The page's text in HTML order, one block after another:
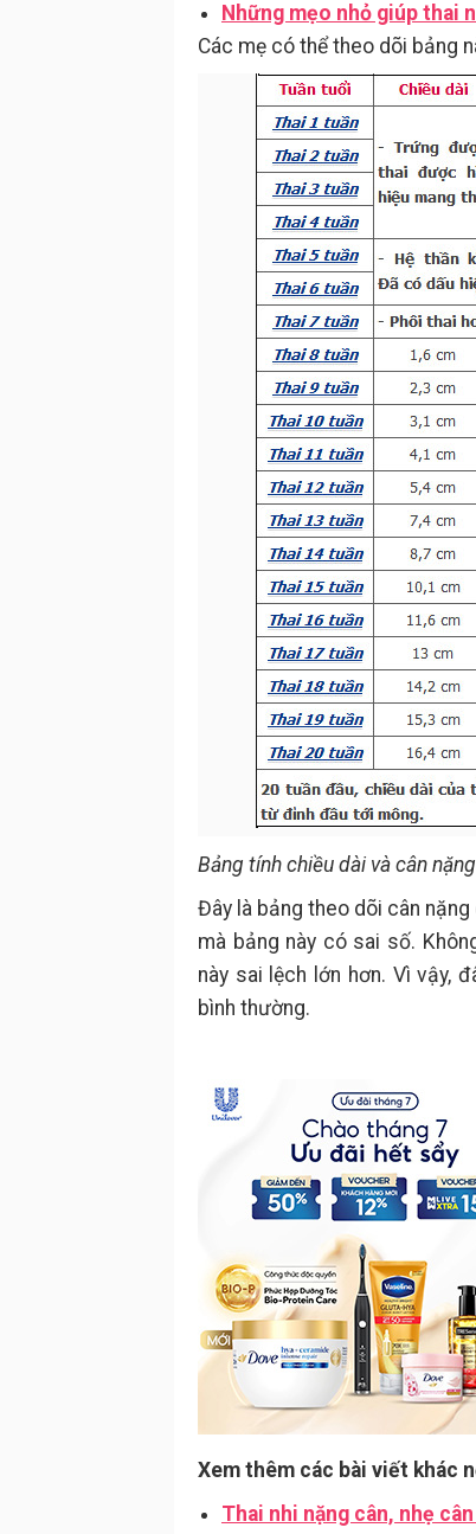
Những mẹo nhỏ giúp thai
Các mẹ có thể theo dõi bảng
Bảng tính chiều dài và cân
Đây là bảng theo dõi cân
mà bảng này có sai số.
này sai lệch lớn hơn. Vì vậy,
bình thường.
Xem thêm các bài viết khác
Thai nhi nặng cân, nhẹ